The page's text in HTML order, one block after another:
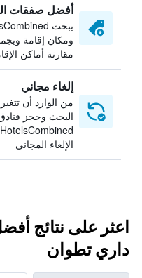
أفضل صفقات
ومكان إقامة
مقارنة أماكن
إلغاء مجاني
من الوارد أن
البحث وحجز
الإلغاء المجاني
اعثر على نتائج
داري تطوان